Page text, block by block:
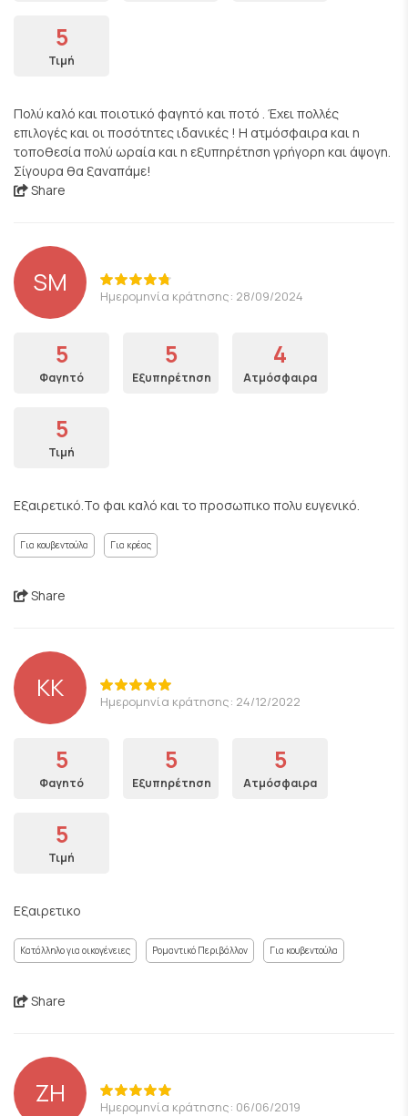
5
Τιμή
Πολύ καλό και ποιοτικό φαγητό και ποτό . Έχει πολλές
επιλογές και οι ποσότητες ιδανικές ! Η ατμόσφαιρα και η
τοποθεσία πολύ ωραία και η εξυπηρέτηση γρήγορη και άψογη.
Σίγουρα θα ξαναπάμε!
Share
SM Ημερομηνία κράτησης: 28/09/2024
5
Φαγητό
5
Εξυπηρέτηση
4
Ατμόσφαιρα
5
Τιμή
Εξαιρετικό.Το φαι καλό και το προσωπικο πολυ ευγενικό.
Για κουβεντούλα Για κρέας
Share
ΚK Ημερομηνία κράτησης: 24/12/2022
5
Φαγητό
5
Εξυπηρέτηση
5
Ατμόσφαιρα
5
Τιμή
Εξαιρετικο
Κατάλληλο για οικογένειες Ρομαντικό Περιβάλλον Για κουβεντούλα
Share
ΖΗ Ημερομηνία κράτησης: 06/06/2019